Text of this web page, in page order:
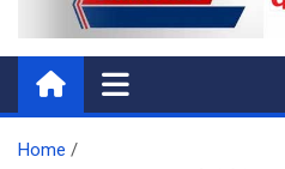
Home